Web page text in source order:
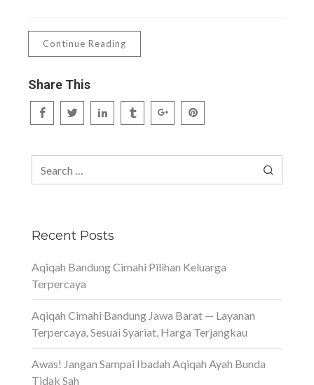
Continue Reading
Share This
Recent Posts
Aqiqah Bandung Cimahi Pilihan Keluarga
Terpercaya
Aqiqah Cimahi Bandung Jawa Barat — Layanan
Terpercaya, Sesuai Syariat, Harga Terjangkau
Awas! Jangan Sampai Ibadah Aqiqah Ayah Bunda
Tidak Sah